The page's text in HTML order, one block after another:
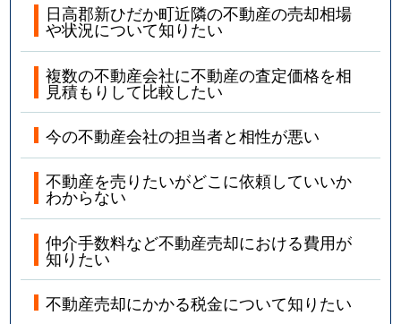
日高郡新ひだか町近隣の不動産の売却相場
や状況について知りたい
複数の不動産会社に不動産の査定価格を相
見積もりして比較したい
今の不動産会社の担当者と相性が悪い
不動産を売りたいがどこに依頼していいか
わからない
仲介手数料など不動産売却における費用が
知りたい
不動産売却にかかる税金について知りたい